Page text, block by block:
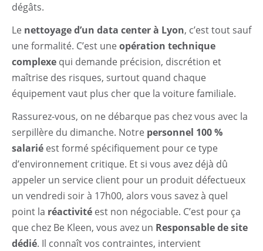
dégâts.
Le nettoyage d’un data center à Lyon, c’est tout sauf
une formalité. C’est une opération technique
complexe qui demande précision, discrétion et
maîtrise des risques, surtout quand chaque
équipement vaut plus cher que la voiture familiale.
Rassurez-vous, on ne débarque pas chez vous avec la
serpillère du dimanche. Notre personnel 100 %
salarié est formé spécifiquement pour ce type
d’environnement critique. Et si vous avez déjà dû
appeler un service client pour un produit défectueux
un vendredi soir à 17h00, alors vous savez à quel
point la réactivité est non négociable. C’est pour ça
que chez Be Kleen, vous avez un Responsable de site
dédié. Il connaît vos contraintes, intervient